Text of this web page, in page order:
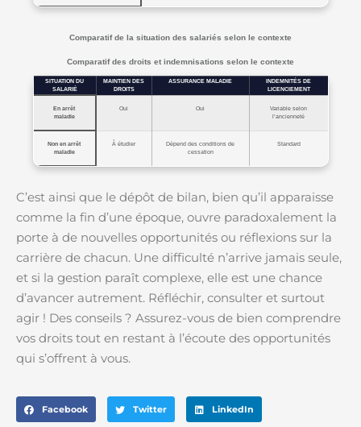
Comparatif des droits et indemnisations selon le contexte
Comparatif de la situation des salariés selon le contexte
SITUATION DU
SALARIÉ
MAINTIEN DES
DROITS
ASSURANCE MALADIE
INDEMNITÉS DE
LICENCIEMENT
En arrêt
maladie
Oui Oui
Variable selon
l’ancienneté
Non en arrêt
maladie
À étudier
Dépend des conditions de
cessation
Standard
C’est ainsi que le dépôt de bilan, bien qu’il apparaisse
comme la fin d’une époque, ouvre paradoxalement la
porte à de nouvelles opportunités ou réflexions sur la
carrière de chacun. Une difficulté n’arrive jamais seule,
et si la gestion paraît complexe, elle est une chance
d’avancer autrement. Réfléchir, consulter et surtout
agir ! Des conseils ? Assurez-vous de bien comprendre
vos droits tout en restant à l’écoute des opportunités
qui s’offrent à vous.
Facebook Twitter LinkedIn